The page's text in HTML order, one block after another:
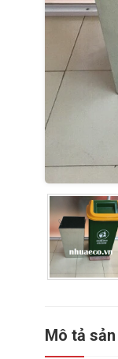
Mô tả